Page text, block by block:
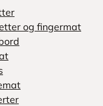
og fingermat